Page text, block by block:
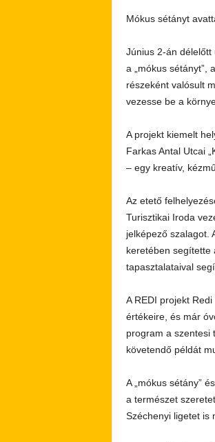
Mókus sétányt
Június 2-án délelőtt
a „mókus sétányt”,
részeként valósult
vezesse be a
A projekt kiemelt
Farkas Antal Utcai
– egy kreatív,
Az etető
Turisztikai Iroda
jelképező szalagot.
keretében segítette
tapasztalataival
A REDI projekt
értékeire, és már
program a szentesi
követendő példát
A „mókus sétány”
a természet
Széchenyi ligetet is